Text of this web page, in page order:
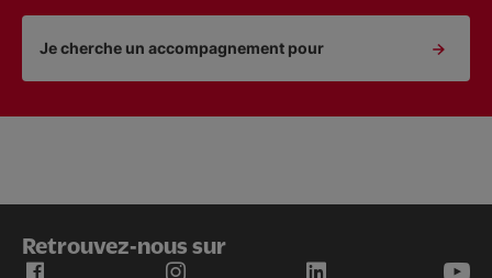
Je cherche un accompagnement pour
Retrouvez-nous sur